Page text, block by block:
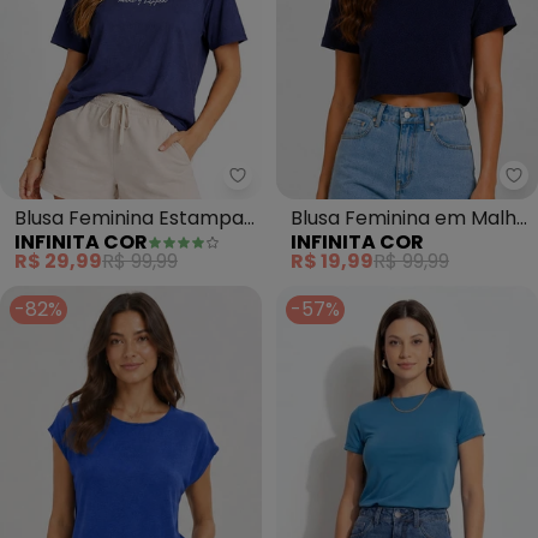
Infinita Cor - Blusa Feminina
Blusa Feminina Estampa
e Costa Maior (Azul)
INFINITA COR
R$ 29,99R$ 99,99
Blusa Feminina em Malha
Tapirus (Azul)
INFINITA COR
R$ 19,99R$ 99,99
-82%
-57%